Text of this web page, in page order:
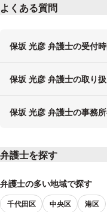
よくある質問
保坂 光彦 弁護士の受付
保坂 光彦 弁護士の取り
保坂 光彦 弁護士の事務
弁護士を探す
弁護士の多い地域で探す
千代田区 中央区 港区